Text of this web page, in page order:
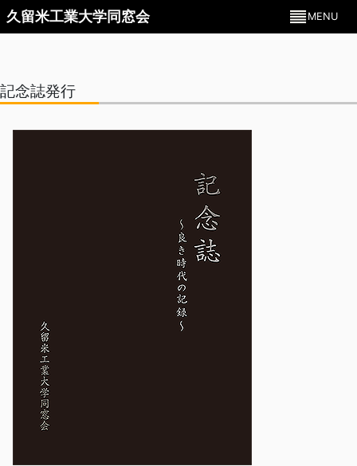
久留米工業大学同窓会 MENU
記念誌発行